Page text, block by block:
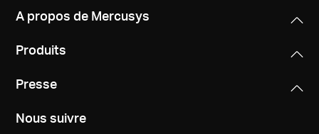
A propos de Mercusys
Produits
Presse
Nous suivre